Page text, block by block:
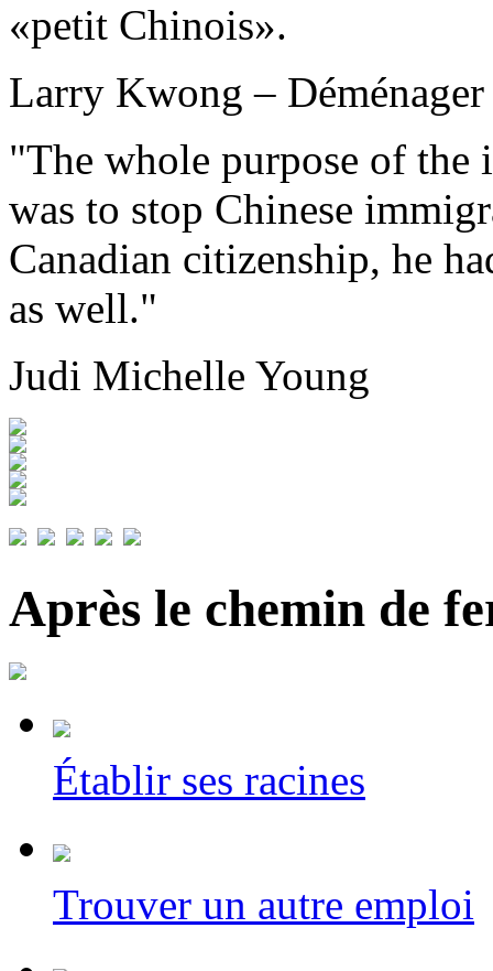
«petit Chinois».
Larry Kwong – Déménager
"The whole purpose of the
was to stop Chinese
Canadian citizenship, he
as well."
Judi Michelle Young
Après le chemin de
Établir ses racines
Trouver un autre emploi